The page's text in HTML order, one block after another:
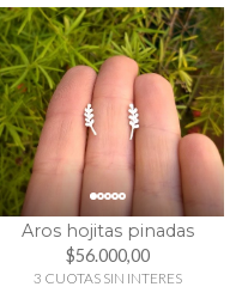
Aros hojitas pinadas
$56.000,00
3 CUOTAS SIN INTERES